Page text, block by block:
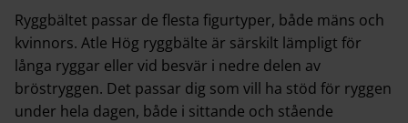
Ryggbältet passar de flesta figurtyper, både mäns och
kvinnors. Atle Hög ryggbälte är särskilt lämpligt för
långa ryggar eller vid besvär i nedre delen av
bröstryggen. Det passar dig som vill ha stöd för ryggen
under hela dagen, både i sittande och stående